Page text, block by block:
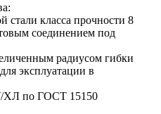
стали класса прочности 8
соединением под
радиусом гибки
эксплуатации в
ХЛ по ГОСТ 15150